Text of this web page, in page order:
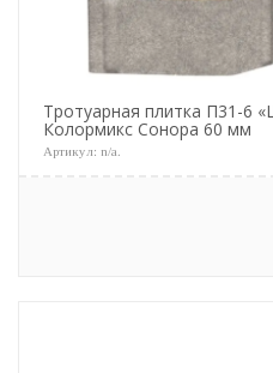
Тротуарная плитка П31-6
Колормикс Сонора 60 мм
Артикул: n/a